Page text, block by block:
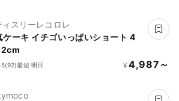
ィスリーレコロレ
ケーキ イチゴいっぱいショート 4
(92)最短 明日 ¥ 4,987～